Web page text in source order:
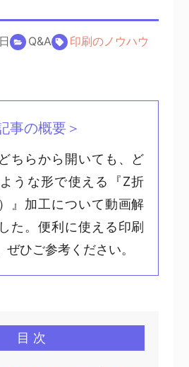
Q&A 印刷のノウハウ
事の概要＞
ちらから開いても、ど
うな形で使える『Z折
』加工について動画解
た。便利に使える印刷
ひご参考ください。
目 次